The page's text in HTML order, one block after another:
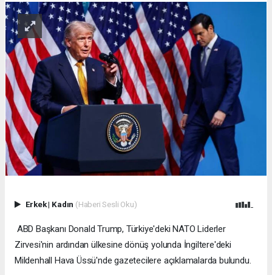
Erkek| Kadın (Haberi Sesli Oku)
ABD Başkanı Donald Trump, Türkiye'deki NATO Liderler
Zirvesi'nin ardından ülkesine dönüş yolunda İngiltere'deki
Mildenhall Hava Üssü'nde gazetecilere açıklamalarda bulundu.